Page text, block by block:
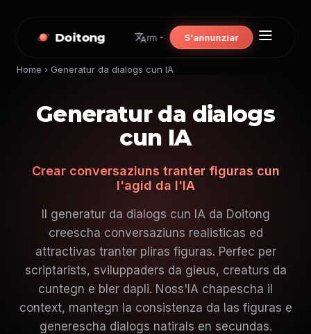
Doitong rm S'annunziar
Home › Generatur da dialogs cun IA
Generatur da dialogs
cun IA
Crear conversaziuns tranter figuras cun
l'agid da l'IA
Il generatur da dialogs cun IA da Doitong
creescha conversaziuns realisticas ed
attractivas tranter pliras figuras. Perfec per
scriptarists, sviluppaders da gieus, creaturs da
cuntegn e bler dapli. Noss'IA chapescha il
context, mantegn la consistenza da las figuras e
generescha dialogs natirals en secundas.